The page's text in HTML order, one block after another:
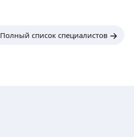
Полный список специалистов